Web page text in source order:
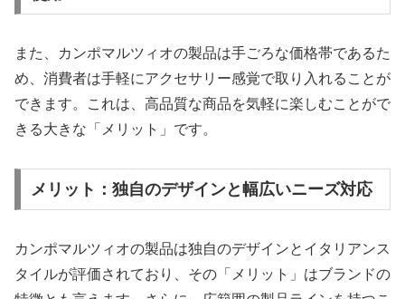
また、カンポマルツィオの製品は手ごろな価格帯であるた
め、消費者は手軽にアクセサリー感覚で取り入れることが
できます。これは、高品質な商品を気軽に楽しむことがで
きる大きな「メリット」です。
メリット：独自のデザインと幅広いニーズ対応
カンポマルツィオの製品は独自のデザインとイタリアンス
タイルが評価されており、その「メリット」はブランドの